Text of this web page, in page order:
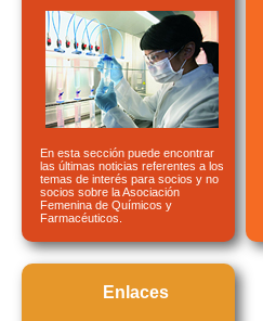
En esta sección puede encontrar
las últimas noticias referentes a los
temas de interés para socios y no
socios sobre la Asociación
Femenina de Químicos y
Farmacéuticos.
Enlaces